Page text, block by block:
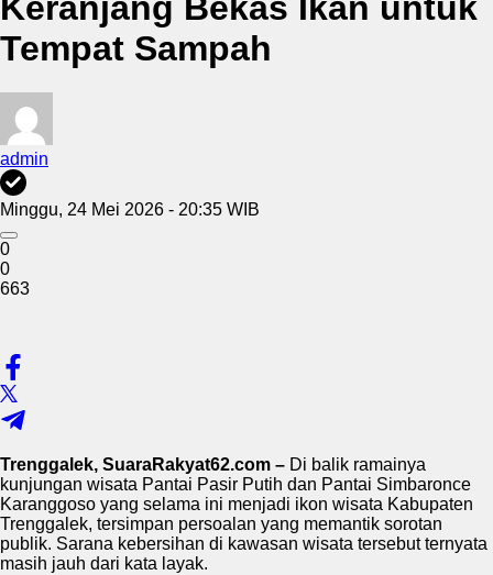
Tempat Sampah
admin
Minggu, 24 Mei 2026 - 20:35 WIB
0
0
663
Trenggalek, SuaraRakyat62.com – Di balik ramainya
kunjungan wisata Pantai Pasir Putih dan Pantai Simbaronce
Karanggoso yang selama ini menjadi ikon wisata Kabupaten
Trenggalek, tersimpan persoalan yang memantik sorotan
publik. Sarana kebersihan di kawasan wisata tersebut ternyata
masih jauh dari kata layak.